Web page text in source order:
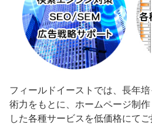
フィールドイーストでは、長年
術力をもとに、ホームページ制
した各種サービスを低価格にてご